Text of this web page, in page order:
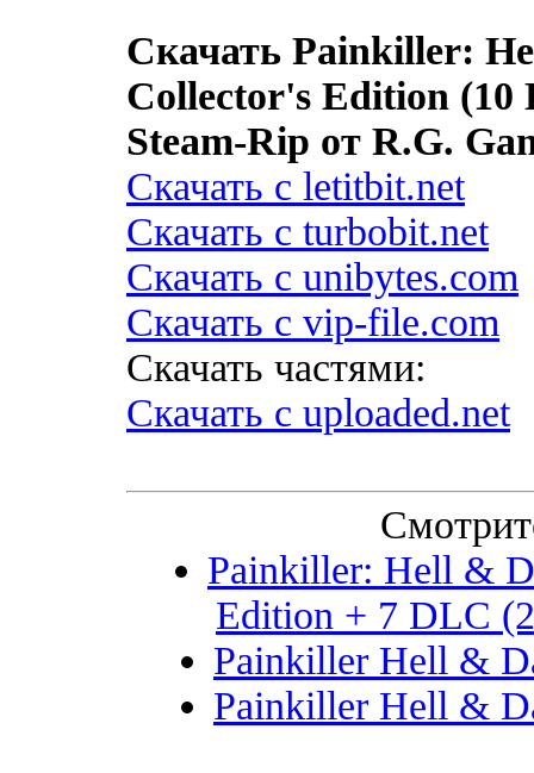
Скачать Painkiller:
Collector's Edition
Steam-Rip от R.G.
Скачать с letitbit.net
Скачать с turbobit.net
Скачать с unibytes.com
Скачать с vip-file.com
Скачать частями:
Скачать с uploaded.net
Painkiller: Hell &
Edition + 7 DLC
Painkiller Hell &
Painkiller Hell &